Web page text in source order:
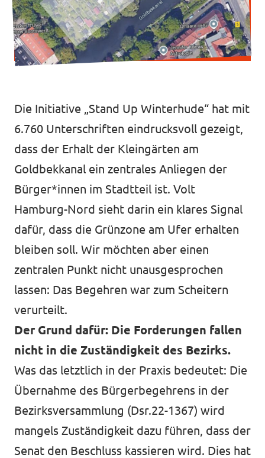
Jetzt mitmachen!
Datenschutz
Impressum
Die Initiative „Stand Up Winterhude“ hat mit
6.760 Unterschriften eindrucksvoll gezeigt,
dass der Erhalt der Kleingärten am
Goldbekkanal ein zentrales Anliegen der
Bürger*innen im Stadtteil ist. Volt
Hamburg-Nord sieht darin ein klares Signal
dafür, dass die Grünzone am Ufer erhalten
bleiben soll. Wir möchten aber einen
zentralen Punkt nicht unausgesprochen
lassen: Das Begehren war zum Scheitern
verurteilt.
Der Grund dafür: Die Forderungen fallen
nicht in die Zuständigkeit des Bezirks.
Was das letztlich in der Praxis bedeutet: Die
Übernahme des Bürgerbegehrens in der
Bezirksversammlung (Dsr.22-1367) wird
mangels Zuständigkeit dazu führen, dass der
Senat den Beschluss kassieren wird. Dies hat